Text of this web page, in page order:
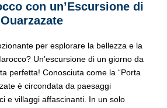
con un’Escursione di
per esplorare la bellezza e la
Un’escursione di un giorno da
perfetta! Conosciuta come la “Porta
è circondata da paesaggi
e villaggi affascinanti. In un solo